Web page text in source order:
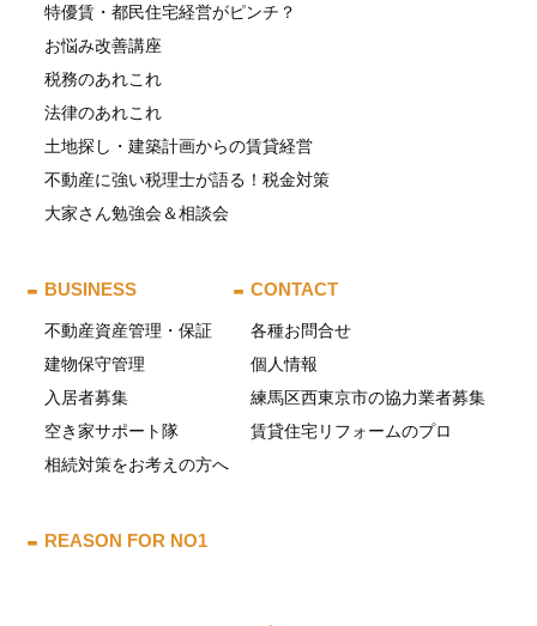
特優賃・都民住宅経営がピンチ？
お悩み改善講座
税務のあれこれ
法律のあれこれ
土地探し・建築計画からの賃貸経営
不動産に強い税理士が語る！税金対策
大家さん勉強会＆相談会
BUSINESS
不動産資産管理・保証
建物保守管理
入居者募集
空き家サポート隊
相続対策をお考えの方へ
REASON FOR NO1
CONTACT
各種お問合せ
個人情報
練馬区西東京市の協力業者募集
賃貸住宅リフォームのプロ